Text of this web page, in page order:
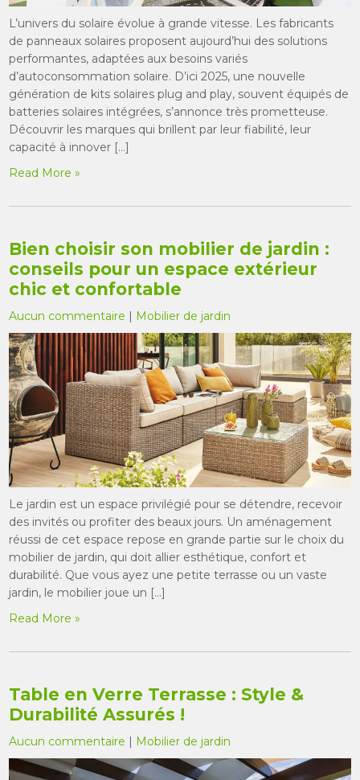
L’univers du solaire évolue à grande vitesse. Les fabricants
de panneaux solaires proposent aujourd’hui des solutions
performantes, adaptées aux besoins variés
d’autoconsommation solaire. D’ici 2025, une nouvelle
génération de kits solaires plug and play, souvent équipés de
batteries solaires intégrées, s’annonce très prometteuse.
Découvrir les marques qui brillent par leur fiabilité, leur
capacité à innover […]
Read More »
Bien choisir son mobilier de jardin :
conseils pour un espace extérieur
chic et confortable
Aucun commentaire Mobilier de jardin
Le jardin est un espace privilégié pour se détendre, recevoir
des invités ou profiter des beaux jours. Un aménagement
réussi de cet espace repose en grande partie sur le choix du
mobilier de jardin, qui doit allier esthétique, confort et
durabilité. Que vous ayez une petite terrasse ou un vaste
jardin, le mobilier joue un […]
Read More »
Table en Verre Terrasse : Style &
Durabilité Assurés !
Aucun commentaire | Mobilier de jardin